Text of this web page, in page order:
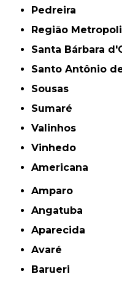
Pedreira
Região
Santa Bárbara
Santo Antônio
Sousas
Sumaré
Valinhos
Vinhedo
americana
Amparo
Angatuba
Aparecida
Avaré
Barueri